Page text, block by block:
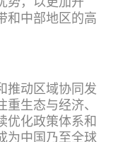
势，以更加开
和中部地区的高
推动区域协同发
生态与经济、
优化政策体系和
为中国乃至全球